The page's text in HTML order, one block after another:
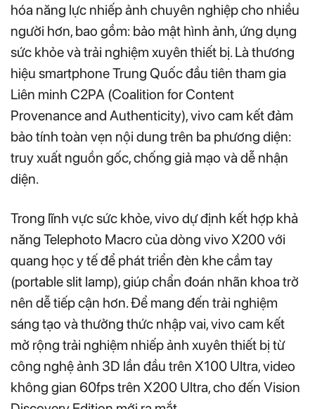
hóa năng lực nhiếp ảnh chuyên nghiệp cho nhiều
người hơn, bao gồm: bảo mật hình ảnh, ứng dụng
sức khỏe và trải nghiệm xuyên thiết bị. Là thương
hiệu smartphone Trung Quốc đầu tiên tham gia
Liên minh C2PA (Coalition for Content
Provenance and Authenticity), vivo cam kết đảm
bảo tính toàn vẹn nội dung trên ba phương diện:
truy xuất nguồn gốc, chống giả mạo và dễ nhận
diện.
Trong lĩnh vực sức khỏe, vivo dự định kết hợp khả
năng Telephoto Macro của dòng vivo X200 với
quang học y tế để phát triển đèn khe cầm tay
(portable slit lamp), giúp chẩn đoán nhãn khoa trở
nên dễ tiếp cận hơn. Để mang đến trải nghiệm
sáng tạo và thưởng thức nhập vai, vivo cam kết
mở rộng trải nghiệm nhiếp ảnh xuyên thiết bị từ
công nghệ ảnh 3D lần đầu trên X100 Ultra, video
không gian 60fps trên X200 Ultra, cho đến Vision